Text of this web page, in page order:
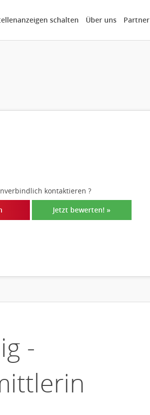
schalten Über uns Partner
kontaktieren ?
Jetzt bewerten! »
-